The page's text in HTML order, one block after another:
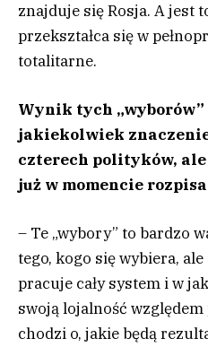
znajduje się Rosja. A jest
przekształca się w
totalitarne.
Wynik tych „wyborów”
jakiekolwiek
czterech polityków, ale
już w momencie
– Te „wybory” to bardzo
tego, kogo się wybiera,
pracuje cały system i w
swoją lojalność
chodzi o, jakie będą